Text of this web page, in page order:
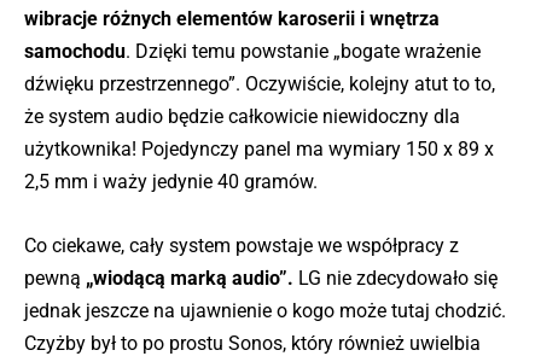
wibracje różnych elementów karoserii i wnętrza
samochodu. Dzięki temu powstanie „bogate wrażenie
dźwięku przestrzennego”. Oczywiście, kolejny atut to to,
że system audio będzie całkowicie niewidoczny dla
użytkownika! Pojedynczy panel ma wymiary 150 x 89 x
2,5 mm i waży jedynie 40 gramów.
Co ciekawe, cały system powstaje we współpracy z
pewną „wiodącą marką audio”. LG nie zdecydowało się
jednak jeszcze na ujawnienie o kogo może tutaj chodzić.
Czyżby był to po prostu Sonos, który również uwielbia